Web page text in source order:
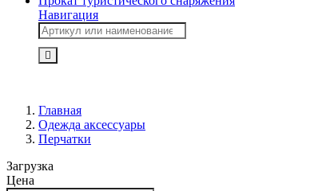
Навигация
Главная
Одежда аксессуары
Перчатки
Загрузка
Цена